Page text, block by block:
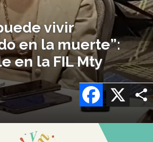
vivir
en la muerte”:
en la FIL Mty
X
Facebook